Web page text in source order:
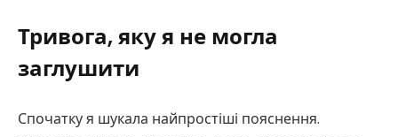
Тривога, яку я не могла
заглушити
Спочатку я шукала найпростіші пояснення.